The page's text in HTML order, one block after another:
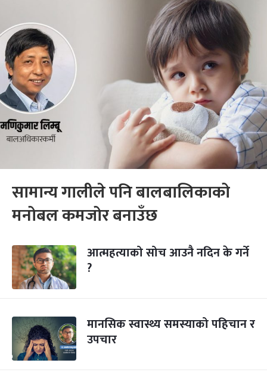
सामान्य गालीले पनि बालबालिकाको
मनोबल कमजोर बनाउँछ
आत्महत्याको सोच आउनै नदिन के गर्ने
?
मानसिक स्वास्थ्य समस्याको पहिचान र
उपचार